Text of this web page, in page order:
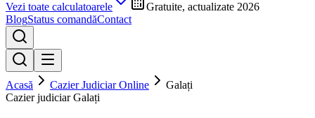
Vezi toate calculatoarele
Gratuite, actualizate 2026
BlogStatus comandăContact
Acasă Cazier Judiciar Online
Galați
Cazier judiciarGalați